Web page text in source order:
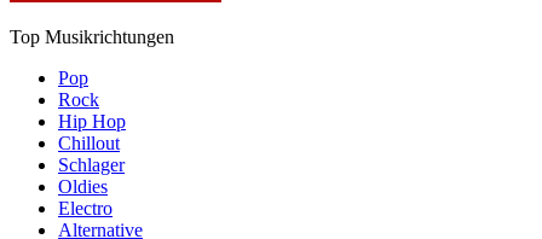
Top Musikrichtungen
Pop
Rock
Hip Hop
Chillout
Schlager
Oldies
Electro
Alternative